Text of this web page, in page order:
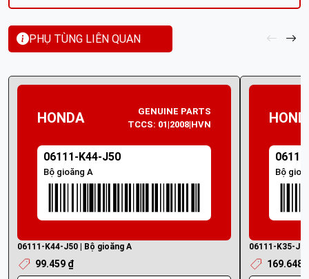
PHỤ TÙNG LIÊN QUAN
HONDA
GENUINE PARTS
TCCS: 01|2008|HVN
06111-K44-J50
Bộ gioăng A
06111-K44-J50 | Bộ gioăng A
99.459 ₫
Bộ
06111-K35-
169.648